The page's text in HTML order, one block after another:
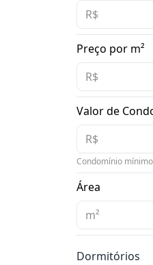
Preço por m²
Valor de
Condomínio mínimo
Área
Dormitórios